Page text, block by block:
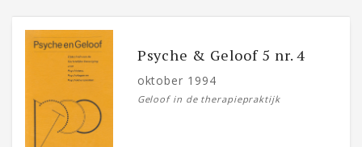
Psyche & Geloof 5 nr. 4
oktober 1994
Geloof in de therapiepraktijk